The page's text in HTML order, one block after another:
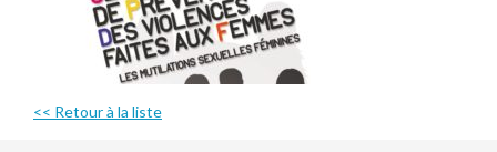
<< Retour à la liste